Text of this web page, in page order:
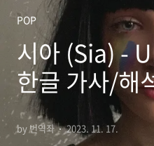
POP
시아 (Sia) -
한글 가사/해
by 번역좌 2023. 11. 17.